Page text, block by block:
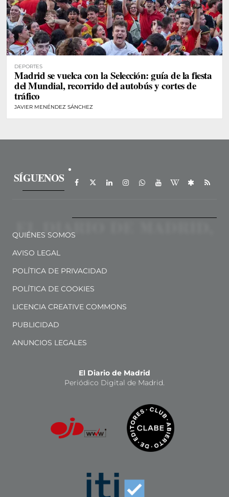
DEPORTES
Madrid se vuelca con la Selección: guía de la fiesta
del Mundial, recorrido del autobús y cortes de
tráfico
JAVIER MENÉNDEZ SÁNCHEZ
SÍGUENOS
QUIÉNES SOMOS
AVISO LEGAL
POLÍTICA DE PRIVACIDAD
POLÍTICA DE COOKIES
LICENCIA CREATIVE COMMONS
PUBLICIDAD
ANUNCIOS LEGALES
El Diario de Madrid
Periódico Digital de Madrid.